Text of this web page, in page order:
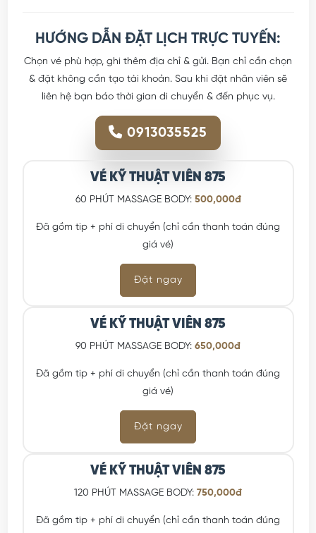
HƯỚNG DẪN ĐẶT LỊCH TRỰC TUYẾN:
Chọn vé phù hợp, ghi thêm địa chỉ & gửi. Bạn chỉ cần chọn
& đặt không cần tạo tài khoản. Sau khi đặt nhân viên sẽ
liên hệ bạn báo thời gian di chuyển & đến phục vụ.
0913035525
VÉ KỸ THUẬT VIÊN 875
60 PHÚT MASSAGE BODY: 500,000đ
Đã gồm tip + phí di chuyển (chỉ cần thanh toán đúng
giá vé)
Đặt ngay
VÉ KỸ THUẬT VIÊN 875
90 PHÚT MASSAGE BODY: 650,000đ
Đã gồm tip + phí di chuyển (chỉ cần thanh toán đúng
giá vé)
Đặt ngay
VÉ KỸ THUẬT VIÊN 875
120 PHÚT MASSAGE BODY: 750,000đ
Đã gồm tip + phí di chuyển (chỉ cần thanh toán đúng